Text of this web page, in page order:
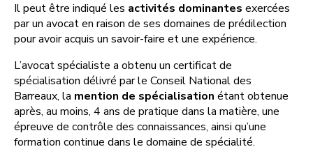
Il peut être indiqué les activités dominantes exercées
par un avocat en raison de ses domaines de prédilection
pour avoir acquis un savoir-faire et une expérience.
L’avocat spécialiste a obtenu un certificat de
spécialisation délivré par le Conseil National des
Barreaux, la mention de spécialisation étant obtenue
après, au moins, 4 ans de pratique dans la matière, une
épreuve de contrôle des connaissances, ainsi qu’une
formation continue dans le domaine de spécialité.